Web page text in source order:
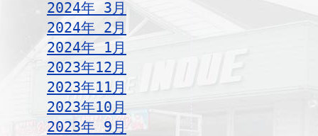
2024年 3月
2024年 2月
2024年 1月
2023年12月
2023年11月
2023年10月
2023年 9月